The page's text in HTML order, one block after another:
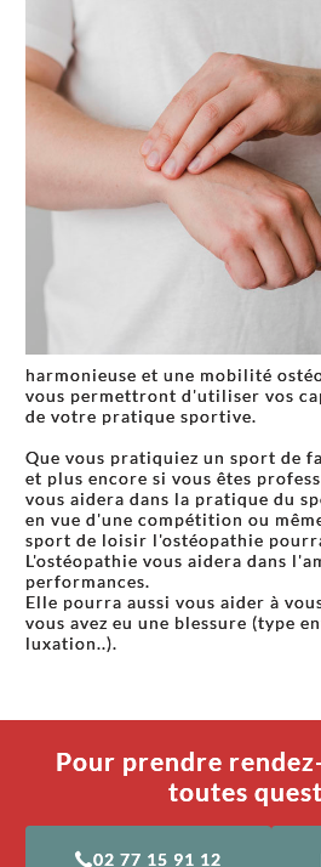
harmonieuse et une mobilité
vous permettront d'utiliser vos
de votre pratique sportive.
Que vous pratiquiez un sport de
et plus encore si vous êtes
vous aidera dans la pratique du
en vue d'une compétition ou
sport de loisir l'ostéopathie
L'ostéopathie vous aidera dans
performances.
Elle pourra aussi vous aider à
vous avez eu une blessure (type
luxation..).
Pour prendre
toutes
02 77 15 91 12